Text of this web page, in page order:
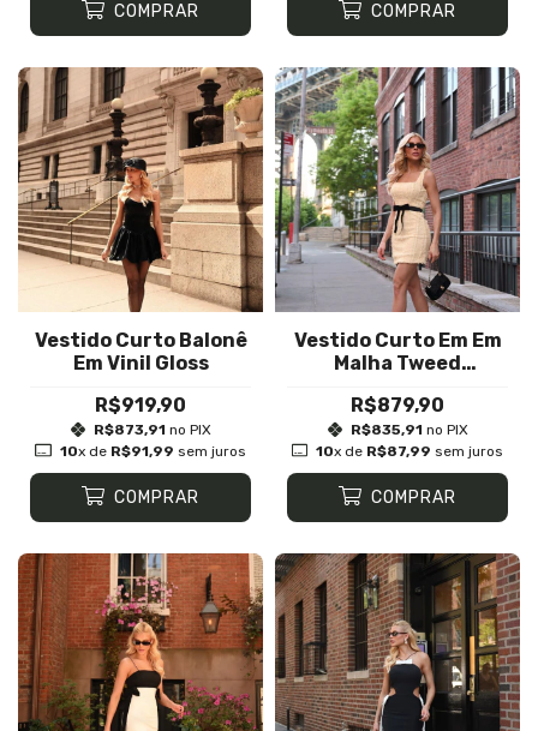
COMPRAR COMPRAR
Vestido Curto Balonê
Em Vinil Gloss
R$919,90
R$873,91 no PIX
10x de R$91,99 sem juros
COMPRAR
Vestido Curto Em Em
Malha Tweed
e Paetês Bijou
R$879,90
R$835,91 no PIX
10x de R$87,99 sem juros
COMPRAR